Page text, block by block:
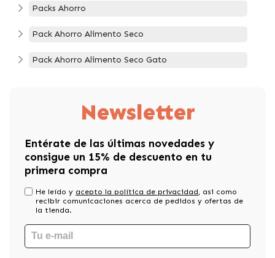
Packs Ahorro
Pack Ahorro Alimento Seco
Pack Ahorro Alimento Seco Gato
Newsletter
Entérate de las últimas novedades y
consigue un 15% de descuento en tu
primera compra
He leído y acepto la política de privacidad, asi como
recibir comunicaciones acerca de pedidos y ofertas de
la tienda.